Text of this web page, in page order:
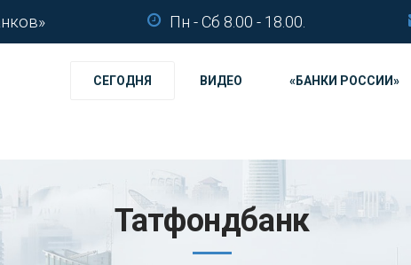
Пн - Сб 8.00 - 18.00.
СЕГОДНЯ ВИДЕО «БАНКИ РОССИИ»
Татфондбанк